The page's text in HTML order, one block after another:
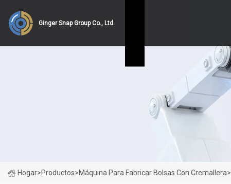
Ginger Snap Group Co., Ltd.
Hogar>Productos>Máquina Para Fabricar Bolsas Con Cremallera>